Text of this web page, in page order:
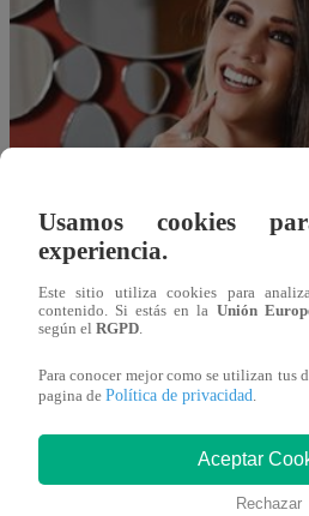
Redacción Latina
17 de enero 2020
Usamos cookies
experiencia.
Este sitio utiliza cookies para
contenido. Si estás en la Unión
según el RGPD
Para conocer mejor como se utilizan tus
pagina de Política de privacidad
Aceptar
Rechazar